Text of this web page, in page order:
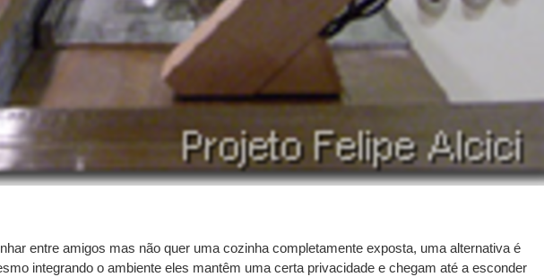
entre amigos mas não quer uma cozinha completamente exposta, uma alternativa é
integrando o ambiente eles mantêm uma certa privacidade e chegam até a esconder